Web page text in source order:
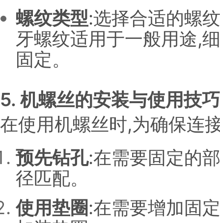
螺纹类型:选择合适的螺
牙螺纹适用于一般用途,
固定。
5. 机螺丝的安装与使用技巧
在使用机螺丝时,为确保连
预先钻孔:在需要固定的
径匹配。
使用垫圈:在需要增加固